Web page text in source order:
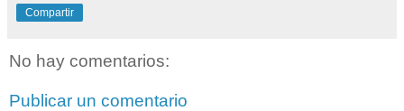
Compartir
No hay comentarios:
Publicar un comentario